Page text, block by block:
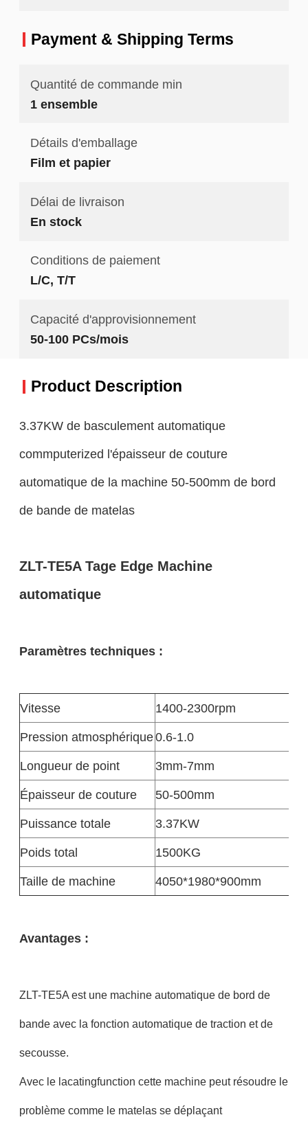
Payment & Shipping Terms
Quantité de commande min
1 ensemble
Détails d'emballage
Film et papier
Délai de livraison
En stock
Conditions de paiement
L/C, T/T
Capacité d'approvisionnement
50-100 PCs/mois
Product Description
3.37KW de basculement automatique
commputerized l'épaisseur de couture
automatique de la machine 50-500mm de bord
de bande de matelas
ZLT-TE5A Tage Edge Machine
automatique
Paramètres techniques :
Vitesse
1400-2300rpm
Pression atmosphérique0.6-1.0
Longueur de point
3mm-7mm
Épaisseur de couture
50-500mm
Puissance totale
3.37KW
Poids total
1500KG
Taille de machine
4050*1980*900mm
Avantages :
ZLT-TE5A est une machine automatique de bord de
bande avec la fonction automatique de traction et de
secousse.
Avec le lacatingfunction cette machine peut résoudre le
problème comme le matelas se déplaçant